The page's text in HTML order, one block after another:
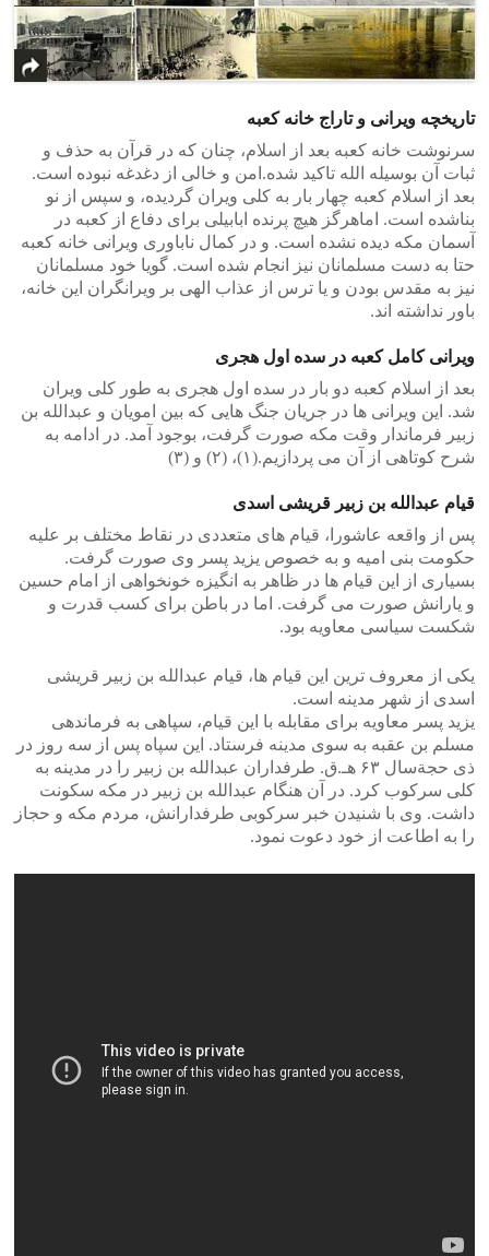
تاریخچه ویرانی و تاراج خانه کعبه
سرنوشت خانه کعبه بعد از اسلام، چنان که در قرآن به حذف و
ثبات آن بوسیله الله تاکید شده.امن و خالی از دغدغه نبوده است.
بعد از اسلام کعبه چهار بار به کلی ویران گردیده، و سپس از نو
بناشده است. اماهرگز هیچ پرنده ابابیلی برای دفاع از کعبه در
آسمان مکه دیده نشده است. و در کمال ناباوری ویرانی خانه کعبه
حتا به دست مسلمانان نیز انجام شده است. گویا خود مسلمانان
نیز به مقدس بودن و یا ترس از عذاب الهی بر ویرانگران این خانه،
باور نداشته اند.
ویرانی کامل کعبه در سده اول هجری
بعد از اسلام کعبه دو بار در سده اول هجری به طور کلی ویران
شد. این ویرانی ها در جریان جنگ هایی که بین امویان و عبدالله بن
زبیر فرماندار وقت مکه صورت گرفت، بوجود آمد. در ادامه به
شرح کوتاهی از آن می پردازیم.(١)، (٢) و (٣)
قیام عبدالله بن زبیر قریشی اسدی
پس از واقعه عاشورا، قیام های متعددی در نقاط مختلف بر علیه
حکومت بنی امیه و به خصوص یزید پسر وی صورت گرفت.
بسیاری از این قیام ها در ظاهر به انگیزه خونخواهی از امام حسین
و یارانش صورت می گرفت. اما در باطن برای کسب قدرت و
شکست سیاسی معاویه بود.
یکی از معروف ترین این قیام ها، قیام عبدالله بن زبیر قریشی
اسدی از شهر مدینه است.
یزید پسر معاویه برای مقابله با این قیام، سپاهی به فرماندهی
مسلم بن عقبه به سوی مدینه فرستاد. این سپاه پس از سه روز در
ذی حجةسال ۶۳ هـ.ق. طرفداران عبدالله بن زبیر را در مدینه به
کلی سرکوب کرد. در آن هنگام عبدالله بن زبیر در مکه سکونت
داشت. وی با شنیدن خبر سرکوبی طرفدارانش، مردم مکه و حجاز
را به اطاعت از خود دعوت نمود.